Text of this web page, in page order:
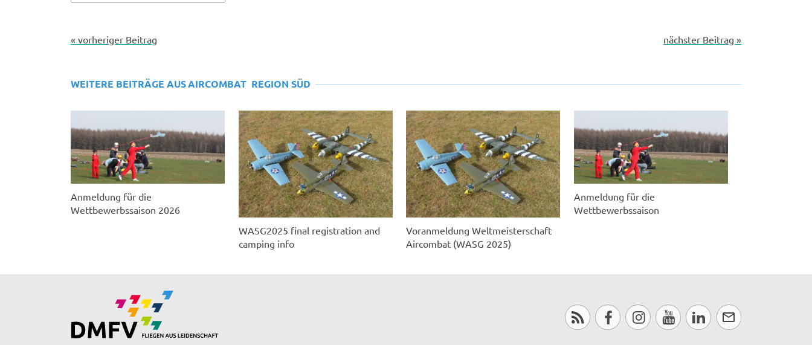
« vorheriger Beitrag nächster Beitrag »
WEITERE BEITRÄGE AUSAIRCOMBAT REGION SÜD
Anmeldung für die
Wettbewerbssaison 2026
WASG2025 final registration and
camping info
Voranmeldung Weltmeisterschaft
Aircombat (WASG 2025)
Anmeldung für die
Wettbewerbssaison